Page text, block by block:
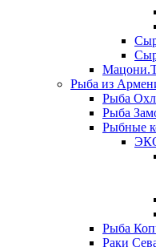
Рыба из
Рыба
Рыба
Рыбные
Рыба
Раки